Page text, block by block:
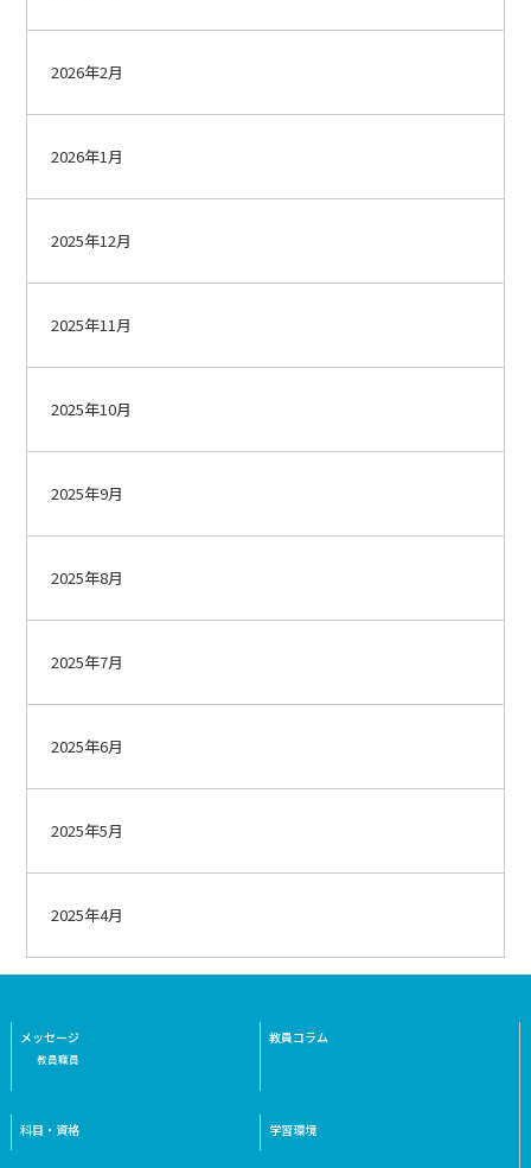
2026年2月
2026年1月
2025年12月
2025年11月
2025年10月
2025年9月
2025年8月
2025年7月
2025年6月
2025年5月
2025年4月
メッセージ
教員職員
教員コラム
科目・資格 学習環境